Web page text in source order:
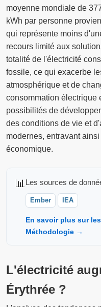
moyenne mondiale de
kWh par personne
qui représente moins
recours limité aux
totalité de l'électricité
fossile, ce qui exacerbe
atmosphérique et de
consommation électrique
possibilités de
des conditions de vie et
modernes, entravant
économique.
📊 Les sources de
Ember IEA
En savoir plus sur
Méthodologie →
L'électricité
Érythrée ?